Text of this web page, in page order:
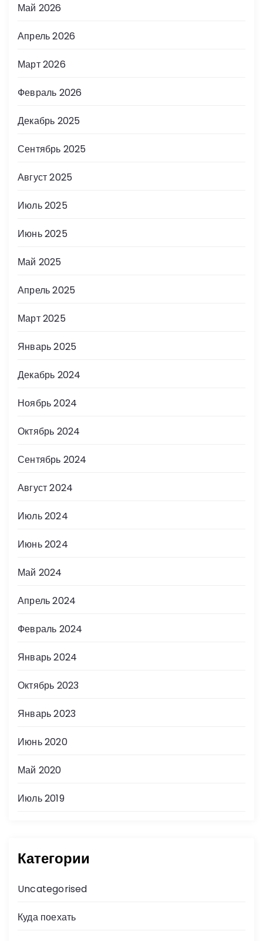
Май 2026
Апрель 2026
Март 2026
Февраль 2026
Декабрь 2025
Сентябрь 2025
Август 2025
Июль 2025
Июнь 2025
Май 2025
Апрель 2025
Март 2025
Январь 2025
Декабрь 2024
Ноябрь 2024
Октябрь 2024
Сентябрь 2024
Август 2024
Июль 2024
Июнь 2024
Май 2024
Апрель 2024
Февраль 2024
Январь 2024
Октябрь 2023
Январь 2023
Июнь 2020
Май 2020
Июль 2019
Категории
Uncategorised
Куда поехать